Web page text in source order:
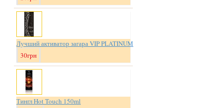
Лучший активатор загара VIP PLATINUM
30грн
Тингл Hot Touch 150ml